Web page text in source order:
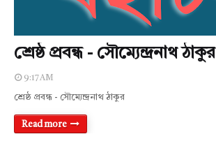
শ্রেষ্ঠ প্রবন্ধ - সৌম্যেন্দ্রনাথ ঠাকুর
9:17 AM
শ্রেষ্ঠ প্রবন্ধ - সৌম্যেন্দ্রনাথ ঠাকুর
Read more